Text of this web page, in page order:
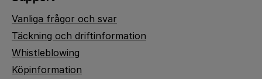
Vanliga frågor och svar
Täckning och driftinformation
Whistleblowing
Köpinformation